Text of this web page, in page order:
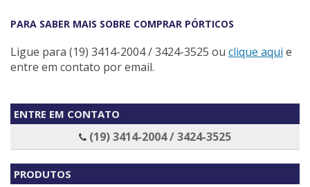
PARA SABER MAIS SOBRE COMPRAR PÓRTICOS
Ligue para (19) 3414-2004 / 3424-3525 ou clique aqui e
entre em contato por email.
ENTRE EM CONTATO
(19) 3414-2004 / 3424-3525
PRODUTOS